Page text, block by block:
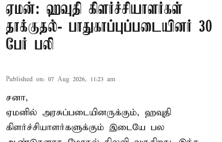
ஏமன்: ஹவுதி கிளர்ச்சியாளர்கள்
தாக்குதல்- பாதுகாப்புப்படையினர் 30
பேர் பலி
Published on: 07 Aug 2026, 11:23 am
சனா,
ஏமனில் அரசுப்படையினருக்கும், ஹவுதி
கிளர்ச்சியாளர்களுக்கும் இடையே பல